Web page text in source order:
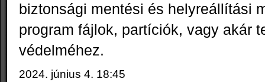
biztonsági mentési és helyreállítási
program fájlok, partíciók, vagy akár
védelméhez.
2024. június 4. 18:45